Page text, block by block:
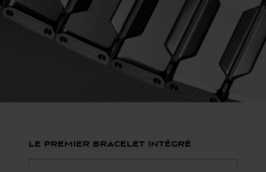
Le premier bracelet intégré